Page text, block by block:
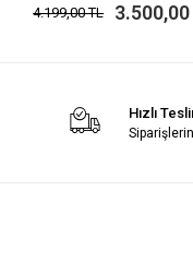
4.199,00 TL
Hızlı